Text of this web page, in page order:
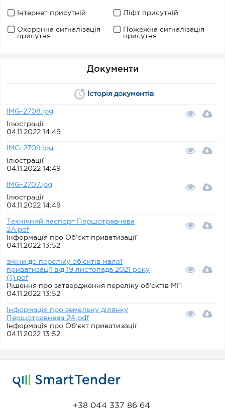
Інтернет присутній Ліфт присутній
Охоронна сигналізація
присутня
Пожежна сигналізація
присутня
Документи
Історія документів
IMG-2708.jpg
Ілюстрації
04.11.2022 14:49
IMG-2709.jpg
Ілюстрації
04.11.2022 14:49
IMG-2707.jpg
Ілюстрації
04.11.2022 14:49
Технічний паспорт Першотравнева
2А.pdf
Інформація про Об’єкт приватизації
04.11.2022 13:52
зміни до переліку об'єктів малої
приватизації від 19 листопада 2021 року
(1).pdf
Рішення про затвердження переліку об’єктів МП
04.11.2022 13:52
Інформація про земельну ділянку
Першотравнева 2А.pdf
Інформація про Об’єкт приватизації
04.11.2022 13:52
+38 044 337 86 64